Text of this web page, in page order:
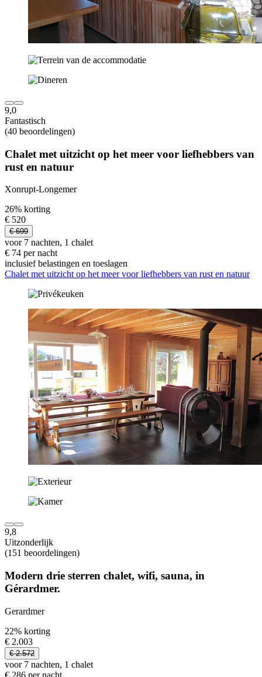
9,0
Fantastisch
(40 beoordelingen)
Chalet met uitzicht op het meer voor liefhebbers van
rust en natuur
Xonrupt-Longemer
26% korting
€ 520
€ 699
voor 7 nachten, 1 chalet
€ 74 per nacht
inclusief belastingen en toeslagen
Chalet met uitzicht op het meer voor liefhebbers van rust en natuur
9,8
Uitzonderlijk
(151 beoordelingen)
Modern drie sterren chalet, wifi, sauna, in
Gérardmer.
Gerardmer
22% korting
€ 2.003
€ 2.572
voor 7 nachten, 1 chalet
€ 286 per nacht